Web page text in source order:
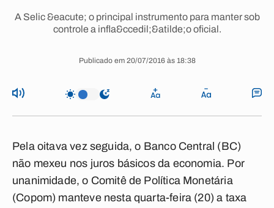
A Selic &eacute; o principal instrumento para manter sob
controle a infla&ccedil;&atilde;o oficial.
Publicado em 20/07/2016 às 18:38
Pela oitava vez seguida, o Banco Central (BC)
não mexeu nos juros básicos da economia. Por
unanimidade, o Comitê de Política Monetária
(Copom) manteve nesta quarta-feira (20) a taxa